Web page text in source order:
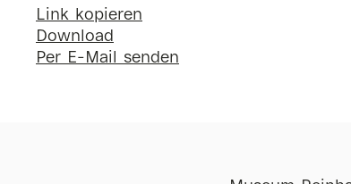
Link kopieren
Download
Per E-Mail senden